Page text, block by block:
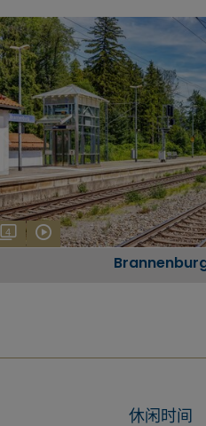
4
休闲时间